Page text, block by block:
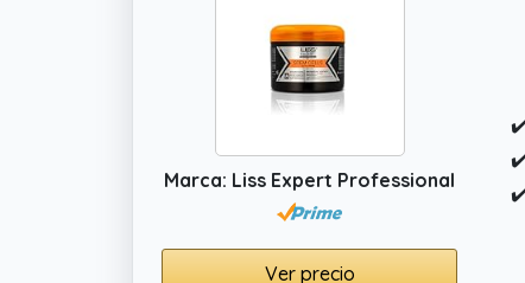
Marca: Liss Expert Professional
Ver precio